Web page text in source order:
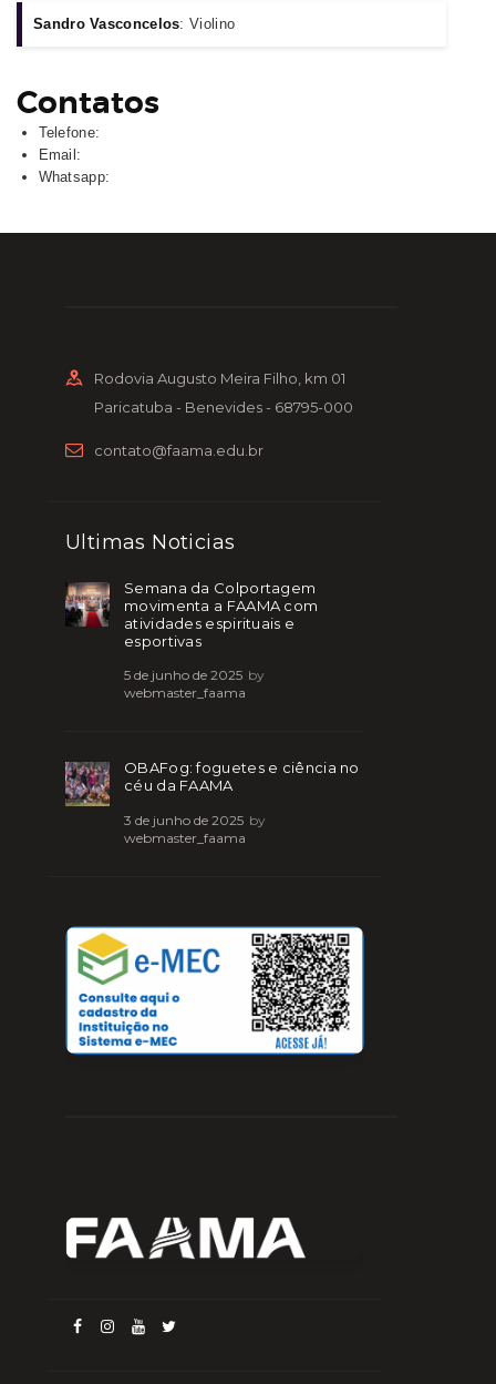
Sandro Vasconcelos: Violino
Contatos
Telefone:
Email:
Whatsapp:
Rodovia Augusto Meira Filho, km 01
Paricatuba - Benevides - 68795-000
contato@faama.edu.br
Ultimas Noticias
Semana da Colportagem
movimenta a FAAMA com
atividades espirituais e
esportivas
5 de junho de 2025 by
webmaster_faama
OBAFog: foguetes e ciência no
céu da FAAMA
3 de junho de 2025 by
webmaster_faama